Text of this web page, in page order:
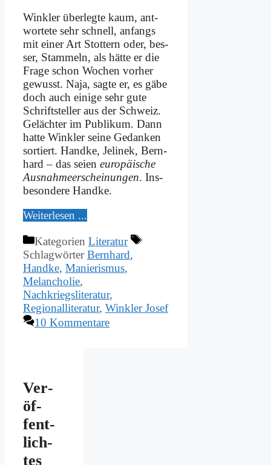
Wink­ler über­leg­te kaum, ant­
wor­te­te sehr schnell, an­fangs
mit ei­ner Art Stot­tern oder, bes­
ser, Stam­meln, als hät­te er die
Fra­ge schon Wo­chen vor­her
ge­wusst. Na­ja, sag­te er, es gä­be
doch auch ei­ni­ge sehr gu­te
Schrift­stel­ler aus der Schweiz.
Ge­läch­ter im Pu­bli­kum. Dann
hat­te Wink­ler sei­ne Ge­dan­ken
sor­tiert. Hand­ke, Je­li­nek, Bern­
hard – das sei­en eu­ro­päi­sche
Aus­nah­me­erschei­nun­gen. Ins­
be­son­de­re Hand­ke.
Wei­ter­le­sen ...
Kategorien Literatur
SchlagwörterBernhard,
Handke, Manierismus,
Melancholie,
Nachkriegsliteratur,
Regionalliteratur, Winkler Josef
10 Kommentare
Ver­
öf­
fent­
lich­
tes